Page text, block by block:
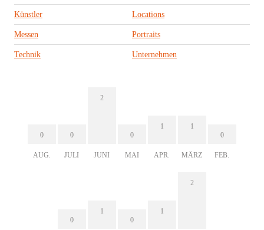
Künstler Locations
Messen Portraits
Technik Unternehmen
0
AUG.
0
JULI
2
JUNI
0
MAI
1
APR.
1
MÄRZ
0
FEB.
0
1
0
1
2